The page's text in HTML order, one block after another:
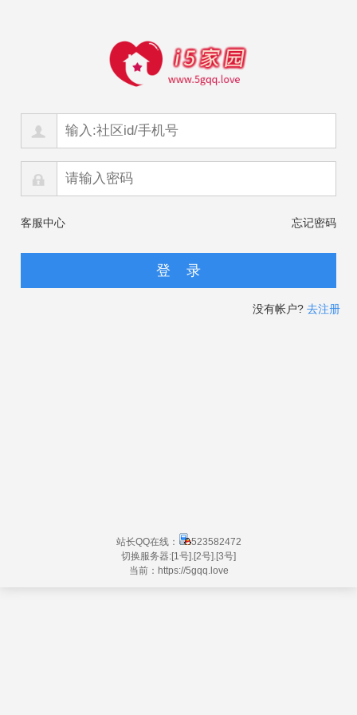
客服中心 忘记密码
没有帐户? 去注册
站长QQ在线：
523582472
切换服务器:[1号] [2号] [3号]
当前：https://5gqq.love